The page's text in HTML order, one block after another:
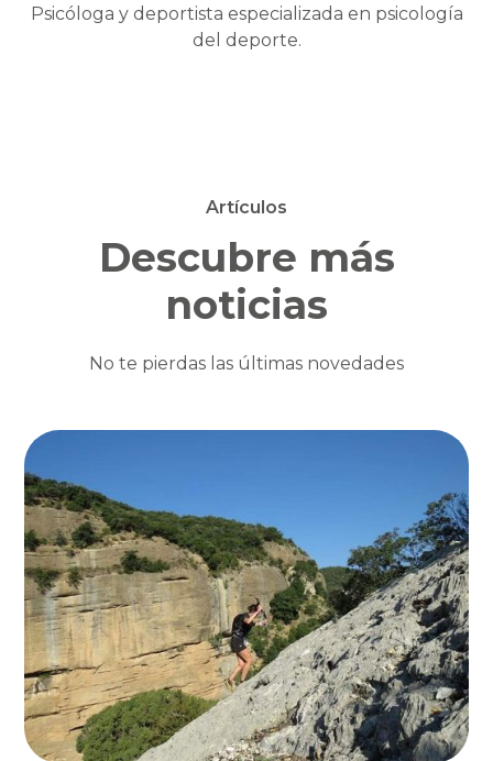
Psicóloga y deportista especializada en psicología
del deporte.
Artículos
Descubre más
noticias
No te pierdas las últimas novedades